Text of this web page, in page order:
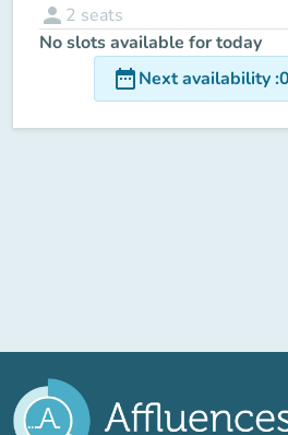
person 2 seats
No slots available for today
date_rangeNext availability: